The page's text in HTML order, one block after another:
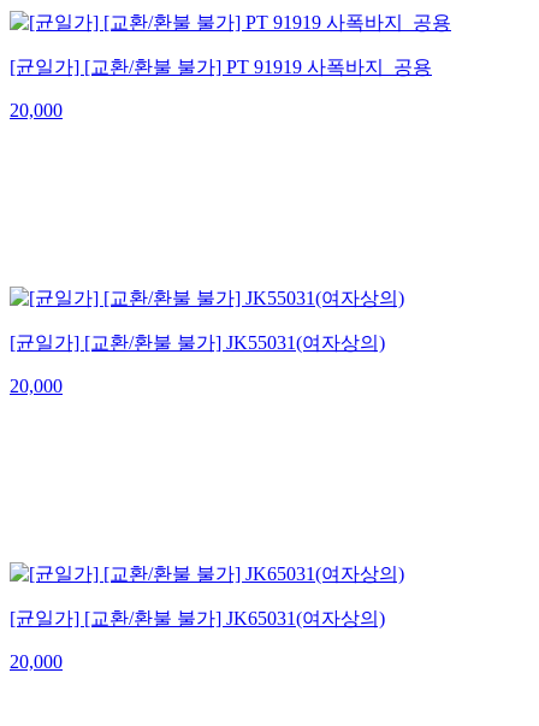
[균일가] [교환/환불 불가] PT 91919 사폭바지_공용
20,000
[균일가] [교환/환불 불가] JK55031(여자상의)
20,000
[균일가] [교환/환불 불가] JK65031(여자상의)
20,000